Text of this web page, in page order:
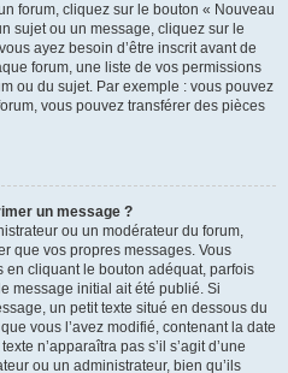
forum, cliquez sur le bouton « Nouveau
sujet ou un message, cliquez sur le
ayez besoin d’être inscrit avant de
forum, une liste de vos permissions
ou du sujet. Par exemple : vous pouvez
vous pouvez transférer des pièces
un message ?
ou un modérateur du forum,
que vos propres messages. Vous
cliquant le bouton adéquat, parfois
message initial ait été publié. Si
un petit texte situé en dessous du
vous l’avez modifié, contenant la date
n’apparaîtra pas s’il s’agit d’une
ou un administrateur, bien qu’ils